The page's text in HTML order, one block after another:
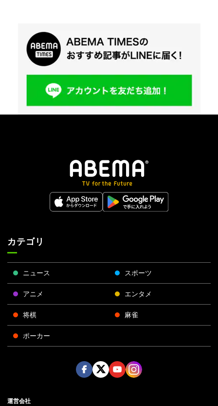
カテゴリ
ニュース スポーツ
アニメ エンタメ
将棋 麻雀
ポーカー
運営会社